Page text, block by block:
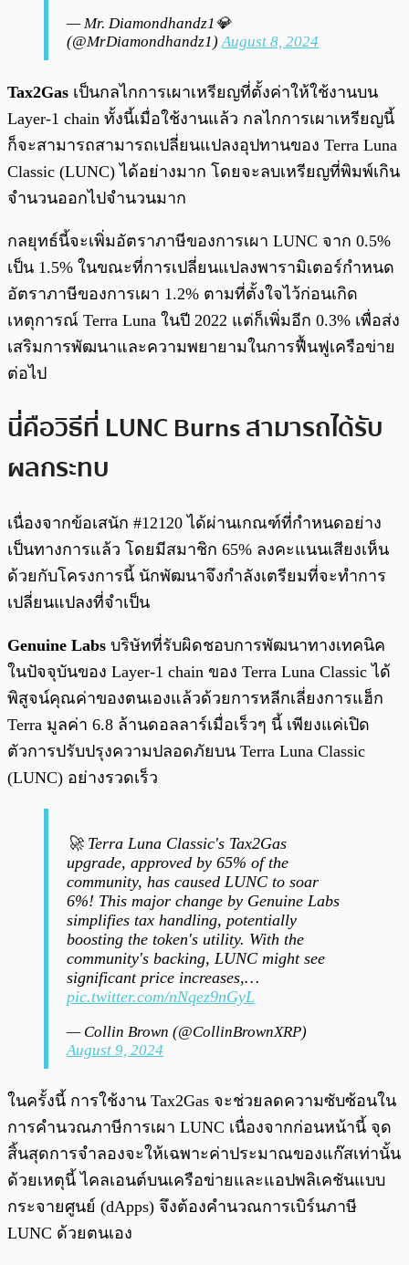
— Mr. Diamondhandz1💎
(@MrDiamondhandz1)August 8, 2024
Tax2Gas เป็นกลไกการเผาเหรียญที่ตั้งค่าให้ใช้งานบน
Layer-1 chain ทั้งนี้เมื่อใช้งานแล้ว กลไกการเผาเหรียญนี้
ก็จะสามารถสามารถเปลี่ยนแปลงอุปทานของ Terra Luna
Classic (LUNC) ได้อย่างมาก โดยจะลบเหรียญที่พิมพ์เกิน
จำนวนออกไปจำนวนมาก
กลยุทธ์นี้จะเพิ่มอัตราภาษีของการเผา LUNC จาก 0.5%
เป็น 1.5% ในขณะที่การเปลี่ยนแปลงพารามิเตอร์กำหนด
อัตราภาษีของการเผา 1.2% ตามที่ตั้งใจไว้ก่อนเกิด
เหตุการณ์ Terra Luna ในปี 2022 แต่ก็เพิ่มอีก 0.3% เพื่อส่ง
เสริมการพัฒนาและความพยายามในการฟื้นฟูเครือข่าย
ต่อไป
นี่คือวิธีที่ LUNC Burns สามารถได้รับ
ผลกระทบ
เนื่องจากข้อเสนัก #12120 ได้ผ่านเกณฑ์ที่กำหนดอย่าง
เป็นทางการแล้ว โดยมีสมาชิก 65% ลงคะแนนเสียงเห็น
ด้วยกับโครงการนี้ นักพัฒนาจึงกำลังเตรียมที่จะทำการ
เปลี่ยนแปลงที่จำเป็น
Genuine Labs บริษัทที่รับผิดชอบการพัฒนาทางเทคนิค
ในปัจจุบันของ Layer-1 chain ของ Terra Luna Classic ได้
พิสูจน์คุณค่าของตนเองแล้วด้วยการหลีกเลี่ยงการแฮ็ก
Terra มูลค่า 6.8 ล้านดอลลาร์เมื่อเร็วๆ นี้ เพียงแค่เปิด
ตัวการปรับปรุงความปลอดภัยบน Terra Luna Classic
(LUNC) อย่างรวดเร็ว
🚀 Terra Luna Classic's Tax2Gas
upgrade, approved by 65% of the
community, has caused LUNC to soar
6%! This major change by Genuine Labs
simplifies tax handling, potentially
boosting the token's utility. With the
community's backing, LUNC might see
significant price increases,…
pic.twitter.com/nNqez9nGyL
— Collin Brown (@CollinBrownXRP)
August 9, 2024
ในครั้งนี้ การใช้งาน Tax2Gas จะช่วยลดความซับซ้อนใน
การคำนวณภาษีการเผา LUNC เนื่องจากก่อนหน้านี้ จุด
สิ้นสุดการจำลองจะให้เฉพาะค่าประมาณของแก๊สเท่านั้น
ด้วยเหตุนี้ ไคลเอนต์บนเครือข่ายและแอปพลิเคชันแบบ
กระจายศูนย์ (dApps) จึงต้องคำนวณการเบิร์นภาษี
LUNC ด้วยตนเอง